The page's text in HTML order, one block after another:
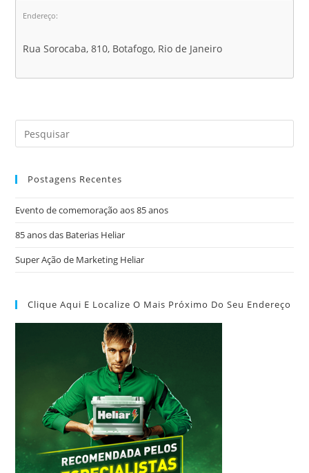
Endereço:
Rua Sorocaba, 810, Botafogo, Rio de Janeiro
Postagens Recentes
Evento de comemoração aos 85 anos
85 anos das Baterias Heliar
Super Ação de Marketing Heliar
Clique Aqui E Localize O Mais Próximo Do Seu Endereço